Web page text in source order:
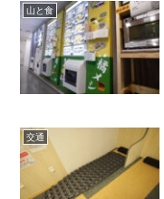
山と食
交通